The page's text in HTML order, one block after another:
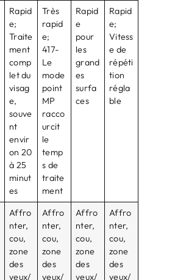
Rapid
e;
Traite
ment
comp
let du
visag
e,
souve
nt
envir
on 20
à 25
minut
es
Très
rapid
e;
417-
Le
mode
point
MP
racco
urcit
le
temp
s de
traite
ment
Rapid
e
pour
les
grand
es
surfa
ces
Rapid
e;
Vitess
e de
répéti
tion
régla
ble
Affro
nter,
cou,
zone
des
yeux/
Affro
nter,
cou,
zone
des
yeux/
Affro
nter,
cou,
zone
des
yeux/
Affro
nter,
cou,
zone
des
yeux/